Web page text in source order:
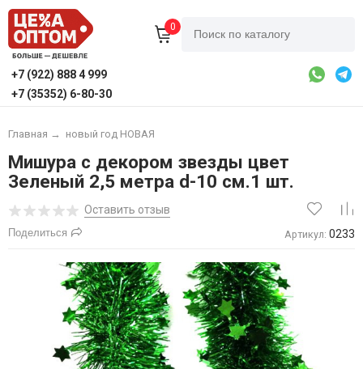
0
+7 (922) 888 4 999
+7 (35352) 6-80-30
Главная → новый год НОВАЯ
Мишура с декором звезды цвет
Зеленый 2,5 метра d-10 см.1 шт.
Оставить отзыв
Поделиться Артикул: 0233